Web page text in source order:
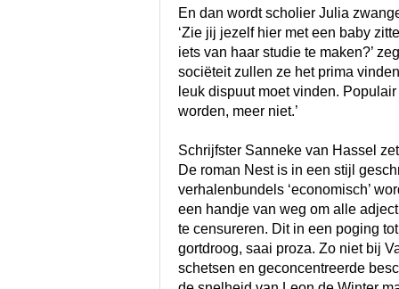
En dan wordt scholier Julia
‘Zie jij jezelf hier met een baby
iets van haar studie te maken?’
sociëteit zullen ze het prima
leuk dispuut moet vinden.
worden, meer niet.’
Schrijfster Sanneke van Hassel
De roman Nest is in een stijl
verhalenbundels ‘economisch’
een handje van weg om alle
te censureren. Dit in een poging
gortdroog, saai proza. Zo niet bij
schetsen en geconcentreerde